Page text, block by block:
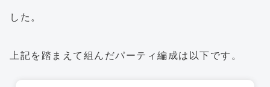
した。
上記を踏まえて組んだパーティ編成は以下です。